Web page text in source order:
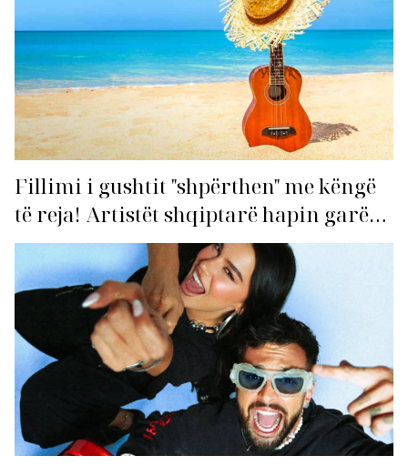
Fillimi i gushtit "shpërthen" me këngë
të reja! Artistët shqiptarë hapin garën
për hitin e verës!